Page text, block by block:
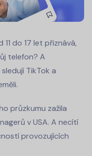
do 17 let přiznává,
telefon? A
TikTok a
průzkumu zažila
v USA. A necítí
provozujících